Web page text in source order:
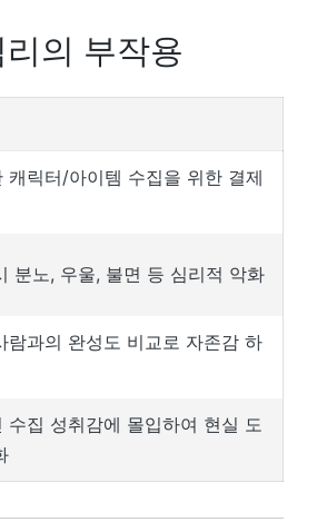
의 부작용
캐릭터/아이템 수집을 위한 결제
분노, 우울, 불면 등 심리적 악화
람과의 완성도 비교로 자존감 하
수집 성취감에 몰입하여 현실 도